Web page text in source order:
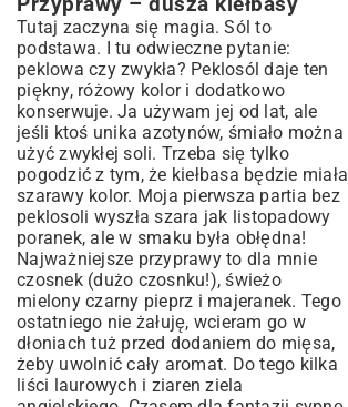
Tutaj zaczyna się magia. Sól to
podstawa. I tu odwieczne pytanie:
peklowa czy zwykła? Peklosól daje ten
piękny, różowy kolor i dodatkowo
konserwuje. Ja używam jej od lat, ale
jeśli ktoś unika azotynów, śmiało można
użyć zwykłej soli. Trzeba się tylko
pogodzić z tym, że kiełbasa będzie miała
szarawy kolor. Moja pierwsza partia bez
peklosoli wyszła szara jak listopadowy
poranek, ale w smaku była obłędna!
Najważniejsze przyprawy to dla mnie
czosnek (dużo czosnku!), świeżo
mielony czarny pieprz i majeranek. Tego
ostatniego nie żałuję, wcieram go w
dłoniach tuż przed dodaniem do mięsa,
żeby uwolnić cały aromat. Do tego kilka
liści laurowych i ziaren ziela